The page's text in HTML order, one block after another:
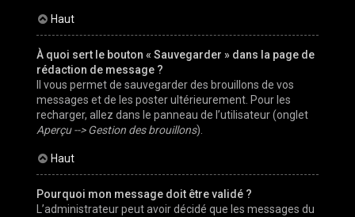
Haut
À quoi sert le bouton « Sauvegarder » dans la page de
rédaction de message ?
Il vous permet de sauvegarder des brouillons de vos
messages et de les poster ultérieurement. Pour les
recharger, allez dans le panneau de l’utilisateur (onglet
Aperçu --> Gestion des brouillons).
Haut
Pourquoi mon message doit être validé ?
L’administrateur peut avoir décidé que les messages du